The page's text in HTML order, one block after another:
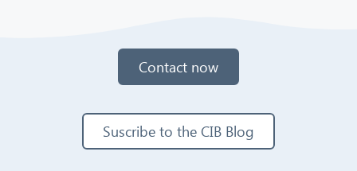
Contact now
Suscribe to the CIB Blog